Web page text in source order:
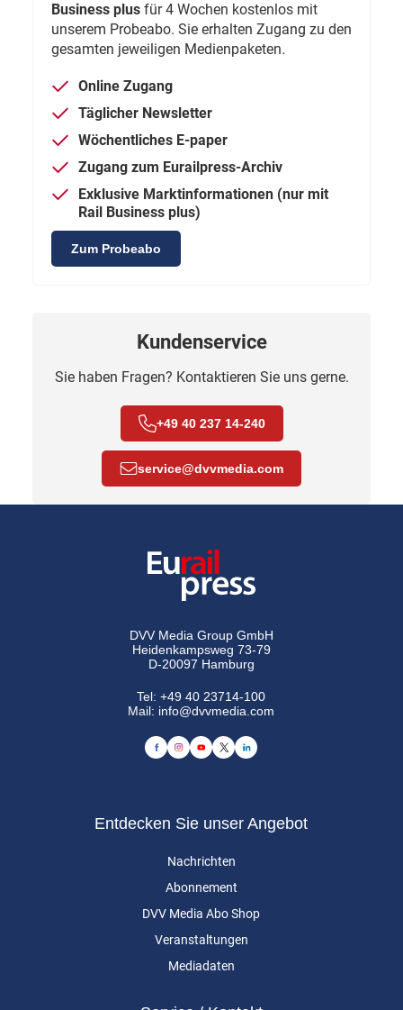
Business plus für 4 Wochen kostenlos mit
unserem Probeabo. Sie erhalten Zugang zu den
gesamten jeweiligen Medienpaketen.
Online Zugang
Täglicher Newsletter
Wöchentliches E-paper
Zugang zum Eurailpress-Archiv
Exklusive Marktinformationen (nur mit
Rail Business plus)
Zum Probeabo
Kundenservice
Sie haben Fragen? Kontaktieren Sie uns gerne.
+49 40 237 14-240
service@dvvmedia.com
DVV Media Group GmbH
Heidenkampsweg 73-79
D-20097 Hamburg
Tel:+49 40 23714-100
Mail: info@dvvmedia.com
Entdecken Sie unser Angebot
Nachrichten
Abonnement
DVV Media Abo Shop
Veranstaltungen
Mediadaten